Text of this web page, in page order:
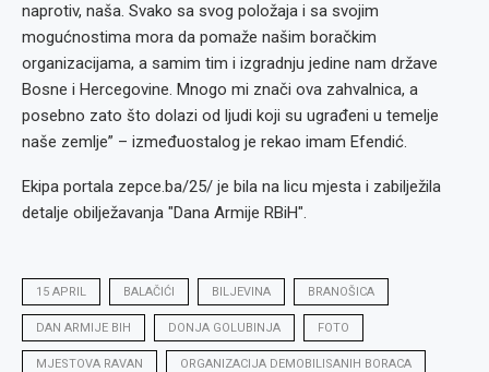
naprotiv, naša. Svako sa svog položaja i sa svojim
mogućnostima mora da pomaže našim boračkim
organizacijama, a samim tim i izgradnju jedine nam države
Bosne i Hercegovine. Mnogo mi znači ova zahvalnica, a
posebno zato što dolazi od ljudi koji su ugrađeni u temelje
naše zemlje” – izmeđuostalog je rekao imam Efendić.
Ekipa portala zepce.ba/25/ je bila na licu mjesta i zabilježila
detalje obilježavanja "Dana Armije RBiH".
15 APRIL BALAČIĆI BILJEVINA BRANOŠICA
DAN ARMIJE BIH DONJA GOLUBINJA FOTO
MJESTOVA RAVAN ORGANIZACIJA DEMOBILISANIH BORACA